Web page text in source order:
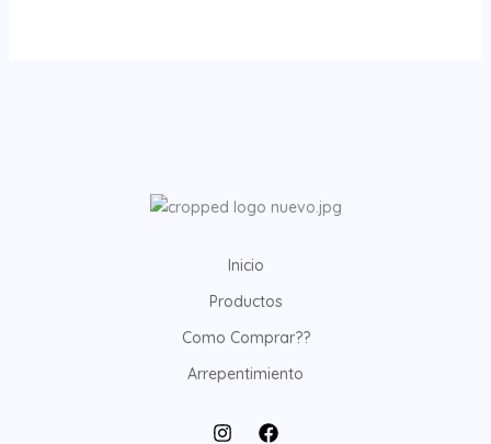
Inicio
Productos
Como Comprar??
Arrepentimiento